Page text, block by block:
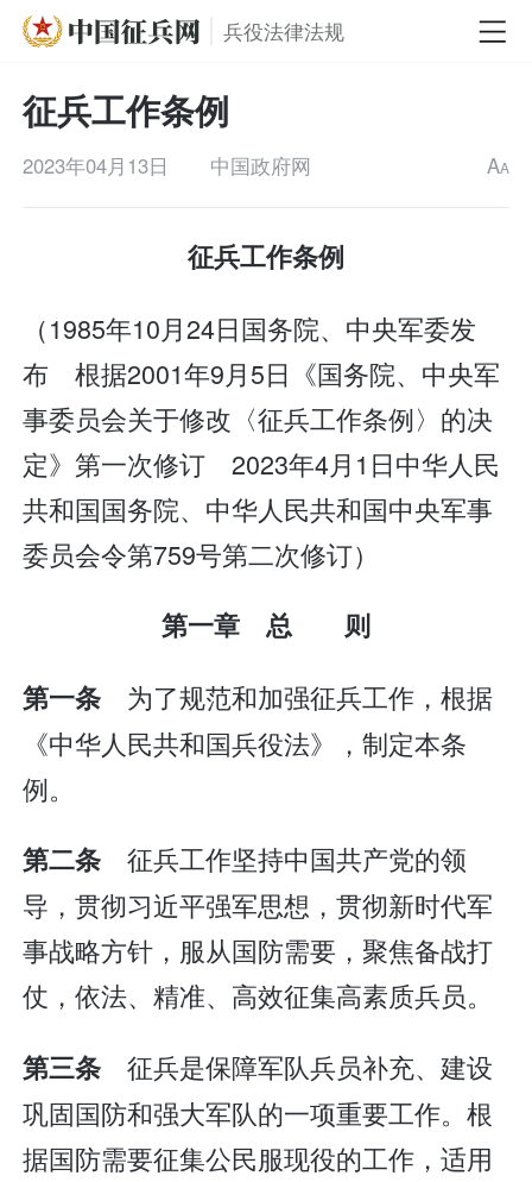
兵役法律法规
征兵工作条例
2023年04月13日 中国政府网 AA
征兵工作条例
（1985年10月24日国务院、中央军委发
布 根据2001年9月5日《国务院、中央军
事委员会关于修改〈征兵工作条例〉的决
定》第一次修订 2023年4月1日中华人民
共和国国务院、中华人民共和国中央军事
委员会令第759号第二次修订）
第一章 总 则
第一条 为了规范和加强征兵工作，根据
《中华人民共和国兵役法》，制定本条
例。
第二条 征兵工作坚持中国共产党的领
导，贯彻习近平强军思想，贯彻新时代军
事战略方针，服从国防需要，聚焦备战打
仗，依法、精准、高效征集高素质兵员。
第三条 征兵是保障军队兵员补充、建设
巩固国防和强大军队的一项重要工作。根
据国防需要征集公民服现役的工作，适用